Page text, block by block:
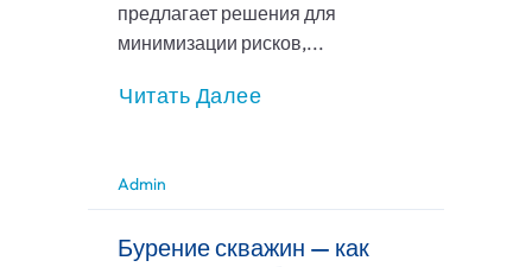
предлагает решения для
минимизации рисков,...
Читать Далее
Admin
Бурение скважин — как